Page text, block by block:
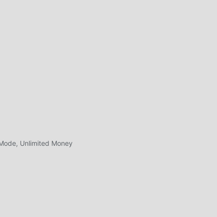
Unlimited Money